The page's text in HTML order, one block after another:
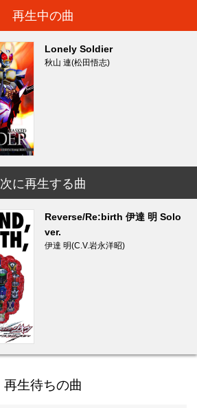
再生中の曲
Lonely Soldier
秋山 連(松田悟志)
次に再生する曲
Reverse/Re:birth 伊達 明 Solo
ver.
伊達 明(C.V.岩永洋昭)
再生待ちの曲